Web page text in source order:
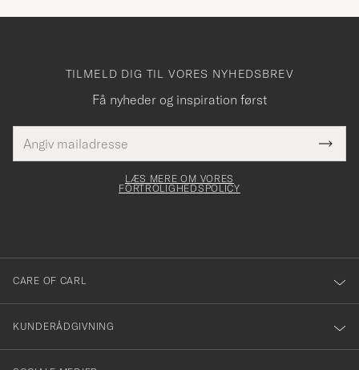
TILMELD DIG TIL VORES NYHEDSBREV
Få nyheder og inspiration først
mailadresse
skal
Tack
för
dig
till
vårt
nyhetsbrev!
LÆS MERE OM VORES
FORTROLIGHEDSPOLICY
CARE OF CARL
KUNDERÅDGIVNING